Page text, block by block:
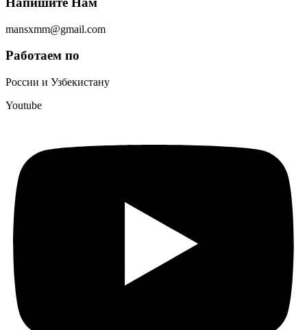
mansxmm@gmail.com
Работаем по
России и Узбекистану
Youtube